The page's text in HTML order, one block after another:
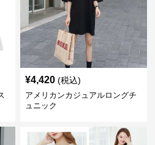
¥4,420 (税込)
アメリカンカジュアルロングチ
ュニック